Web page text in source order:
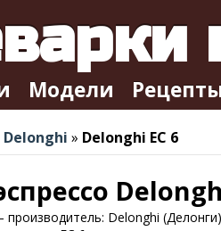
Модели
» Delonghi EC 6
производитель: Delonghi (Делонги)